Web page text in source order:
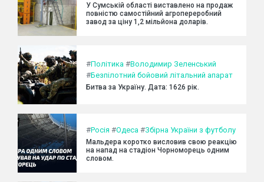
У Сумській області виставлено на продаж
повністю самостійний агропереробний
завод за ціну 1,2 мільйона доларів.
#Політика #Володимир Зеленський
#Безпілотний бойовий літальний апарат
Битва за Україну. Дата: 1626 рік.
#Росія #Одеса #Збірна України з футболу
Мальдера коротко висловив свою реакцію
на напад на стадіон Чорноморець одним
словом.